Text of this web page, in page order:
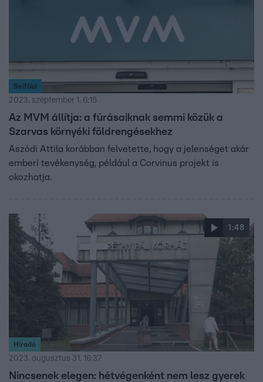
Belföld
2023. szeptember 1. 6:15
Az MVM állítja: a fúrásaiknak semmi közük a
Szarvas környéki földrengésekhez
Aszódi Attila korábban felvetette, hogy a jelenséget akár
emberi tevékenység, például a Corvinus projekt is
okozhatja.
1:48
Híradó
2023. augusztus 31. 16:37
Nincsenek elegen: hétvégenként nem lesz gyerek